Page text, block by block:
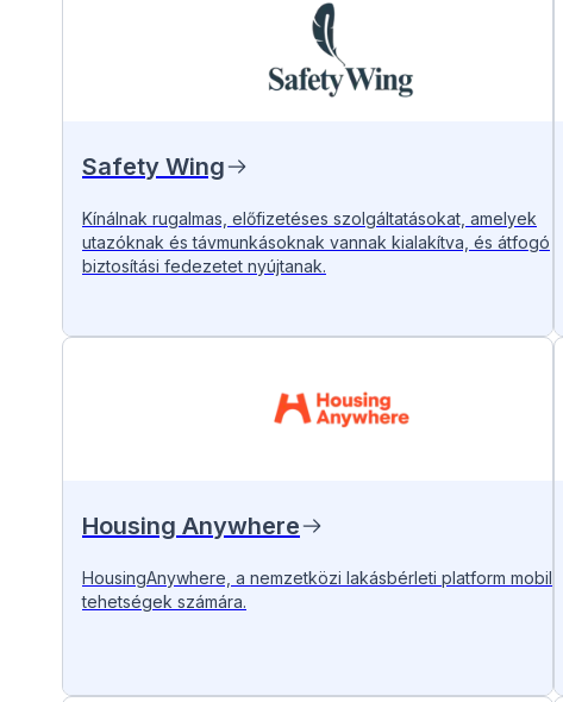
Safety Wing
Kínálnak rugalmas, előfizetéses szolgáltatásokat, amelyek
utazóknak és távmunkásoknak vannak kialakítva, és átfogó
biztosítási fedezetet nyújtanak.
Housing Anywhere
HousingAnywhere, a nemzetközi lakásbérleti platform mobil
tehetségek számára.